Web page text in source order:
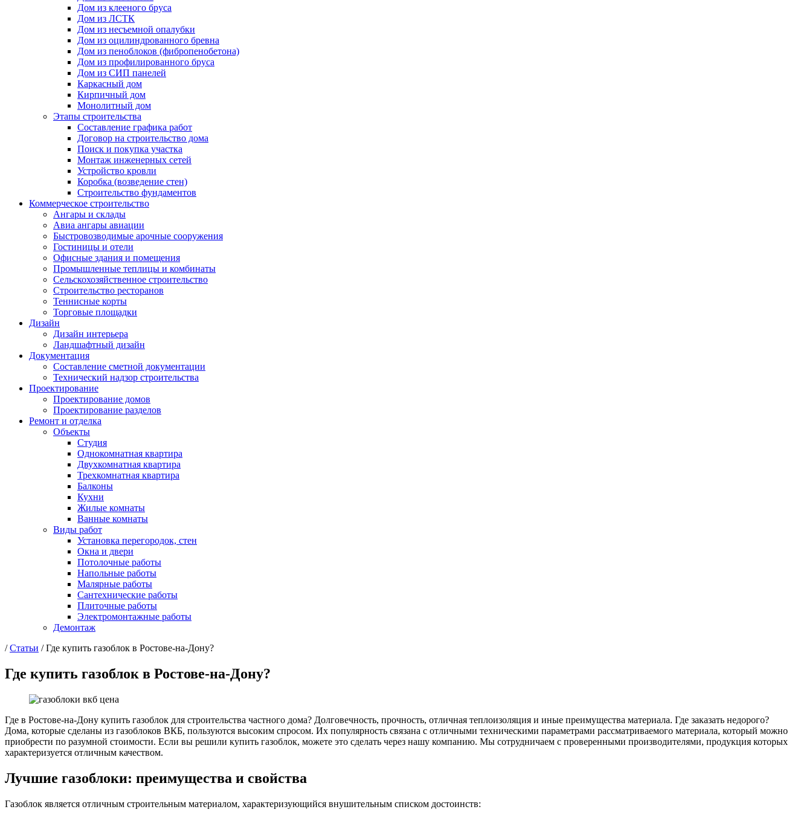
Дом из клееного бруса
Дом из ЛСТК
Дом из несъемной опалубки
Дом из оцилиндрованного бревна
Дом из пеноблоков (фибропенобетона)
Дом из профилированного бруса
Дом из СИП панелей
Каркасный дом
Кирпичный дом
Монолитный дом
Этапы строительства
Составление графика работ
Договор на строительство дома
Поиск и покупка участка
Монтаж инженерных сетей
Устройство кровли
Коробка (возведение стен)
Строительство фундаментов
Коммерческое строительство
Ангары и склады
Авиа ангары авиации
Быстровозводимые арочные сооружения
Гостиницы и отели
Офисные здания и помещения
Промышленные теплицы и комбинаты
Сельскохозяйственное строительство
Строительство ресторанов
Теннисные корты
Торговые площадки
Дизайн
Дизайн интерьера
Ландшафтный дизайн
Документация
Составление сметной документации
Технический надзор строительства
Проектирование
Проектирование домов
Проектирование разделов
Ремонт и отделка
Объекты
Студия
Однокомнатная квартира
Двухкомнатная квартира
Трехкомнатная квартира
Балконы
Кухни
Жилые комнаты
Ванные комнаты
Виды работ
Установка перегородок, стен
Окна и двери
Потолочные работы
Напольные работы
Малярные работы
Сантехнические работы
Плиточные работы
Электромонтажные работы
Демонтаж
/Статьи /Где купить газоблок в Ростове-на-Дону?
Где купить газоблок в Ростове-на-Дону?
Где в Ростове-на-Дону купить газоблок для строительства частного дома? Долговечность, прочность, отличная теплоизоляция и иные преимущества материала. Где заказать недорого?
Дома, которые сделаны из газоблоков ВКБ, пользуются высоким спросом. Их популярность связана с отличными техническими параметрами рассматриваемого материала, который можно
приобрести по разумной стоимости. Если вы решили купить газоблок, можете это сделать через нашу компанию. Мы сотрудничаем с проверенными производителями, продукция которых
характеризуется отличным качеством.
Лучшие газоблоки: преимущества и свойства
Газоблок является отличным строительным материалом, характеризующийся внушительным списком достоинств: